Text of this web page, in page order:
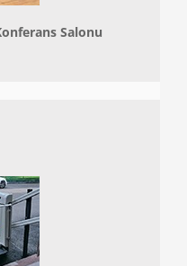
Salonu